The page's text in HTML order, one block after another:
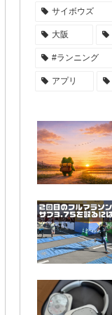
サイボウズ
大阪
#ランニング
アプリ